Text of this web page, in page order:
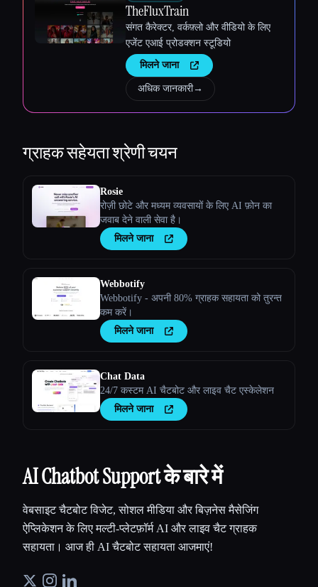
TheFluxTrain
संगत कैरेक्टर, वर्कफ़्लो और वीडियो के लिए
एजेंट एआई प्रोडक्शन स्टूडियो
मिलने जाना
अधिक जानकारी→
ग्राहक सहेयताश्रेणी चयन
Rosie
रोज़ी छोटे और मध्यम व्यवसायों के लिए AI फ़ोन का
जवाब देने वाली सेवा है।
मिलने जाना
Webbotify
Webbotify - अपनी 80% ग्राहक सहायता को तुरन्त
कम करें।
मिलने जाना
Chat Data
24/7 कस्टम AI चैटबोट और लाइव चैट एस्केलेशन
मिलने जाना
AI Chatbot Support के बारे में
वेबसाइट चैटबोट विजेट, सोशल मीडिया और बिज़नेस मैसेजिंग
ऐप्लिकेशन के लिए मल्टी-प्लेटफ़ॉर्म AI और लाइव चैट ग्राहक
सहायता। आज ही AI चैटबोट सहायता आजमाएं!